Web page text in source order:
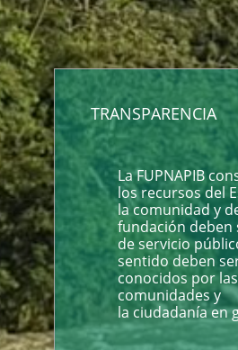
TRANSPARENCIA
La FUPNAPIB
los recursos del
la comunidad y
fundación deben
de servicio
sentido deben
conocidos por las
comunidades y
la ciudadanía en